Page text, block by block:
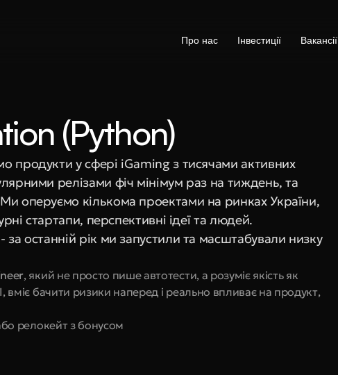
Про нас Інвестиції Вакансії
(Python)
продукти у сфері iGaming з тисячами активних
релізами фіч мінімум раз на тиждень, та
оперуємо кількома проектами на ринках України,
стартапи, перспективні ідеї та людей.
за останній рік ми запустили та масштабували низку
, який не просто пише автотести, а розуміє якість як
вміє бачити ризики наперед і реально впливає на продукт,
релокейт з бонусом